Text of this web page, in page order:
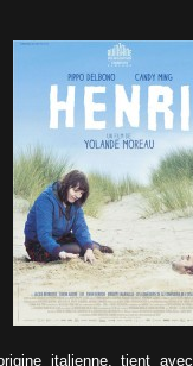
italienne, tient